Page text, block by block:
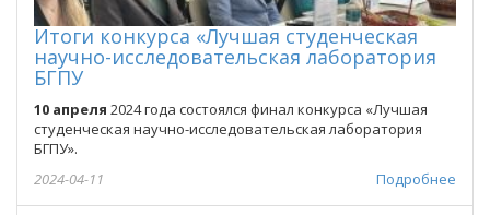
Итоги конкурса «Лучшая студенческая
научно-исследовательская лаборатория
БГПУ
10 апреля 2024 года состоялся финал конкурса «Лучшая
студенческая научно-исследовательская лаборатория
БГПУ».
Подробнее
2024-04-11